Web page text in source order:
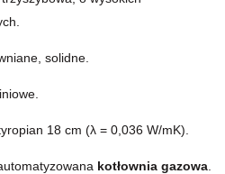
solidne.
18 cm (λ = 0,036 W/mK).
kotłownia gazowa